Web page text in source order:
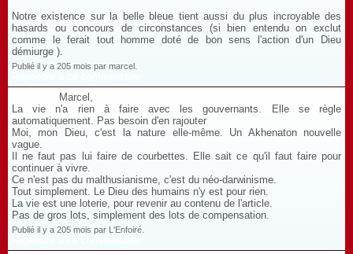
Notre existence sur la belle bleue tient aussi du plus incroyable des
hasards ou concours de circonstances (si bien entendu on exclut
comme le ferait tout homme doté de bon sens l'action d'un Dieu
démiurge ).
Publié il y a 205 mois par marcel.
Marcel,
La vie n'a rien à faire avec les gouvernants. Elle se règle
automatiquement. Pas besoin d'en rajouter
Moi, mon Dieu, c'est la nature elle-même. Un Akhenaton nouvelle
vague.
Il ne faut pas lui faire de courbettes. Elle sait ce qu'il faut faire pour
continuer à vivre.
Ce n'est pas du malthusianisme, c'est du néo-darwinisme.
Tout simplement. Le Dieu des humains n'y est pour rien.
La vie est une loterie, pour revenir au contenu de l'article.
Pas de gros lots, simplement des lots de compensation.
Publié il y a 205 mois par L'Enfoiré.